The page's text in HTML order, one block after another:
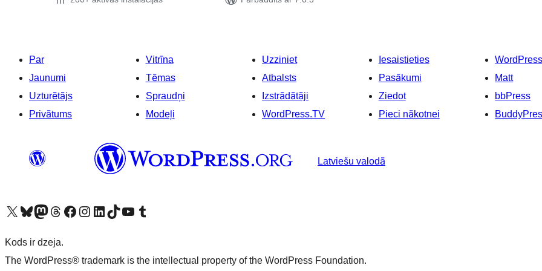
Par
Jaunumi
Uzturētājs
Privātums
Vitrīna
Tēmas
Spraudņi
Modeļi
Uzziniet
Atbalsts
Izstrādātāji
WordPress.TV
Iesaistieties
Pasākumi
Ziedot
Pieci nākotnei
Matt
bbPress
Latviešu valodā
Apmeklējiet mūsu X (agrāk Twitter) kontu
Apmeklējiet mūsu Bluesky kontu
Apmeklējiet mūsu Mastodon kontu
Apmeklējiet mūsu Threads kontu
Apmeklējiet mūsu Facebook lapuApmeklējiet mūsu Instagram kontu
Apmeklējiet mūsu LinkedIn kontu
Apmeklējiet mūsu TikTok kontu
Apmeklējiet mūsu YouTube kanālu
Apmeklējiet mūsu Tumblr kontu
Kods ir dzeja.
The WordPress® trademark is the intellectual property of the WordPress Foundation.